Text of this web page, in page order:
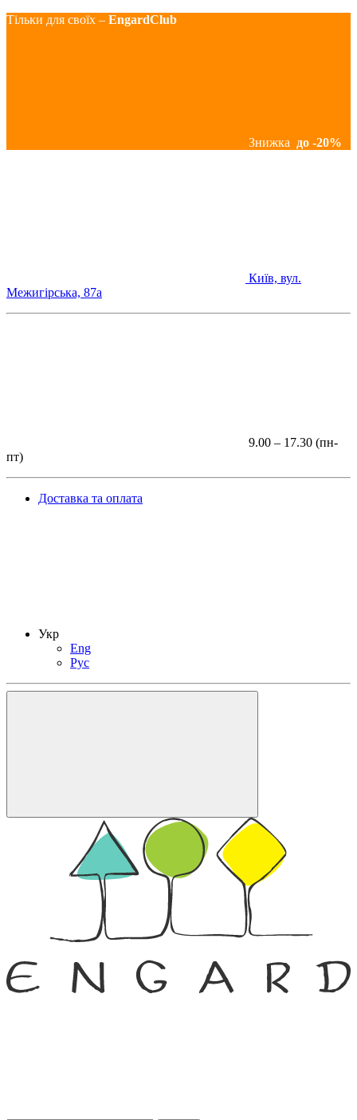
Тільки для своїх – EngardClub
Знижка до -20%
Київ, вул.
Межигірська, 87а
9.00 – 17.30 (пн-
пт)
Доставка та оплата
Укр
Eng
Рус